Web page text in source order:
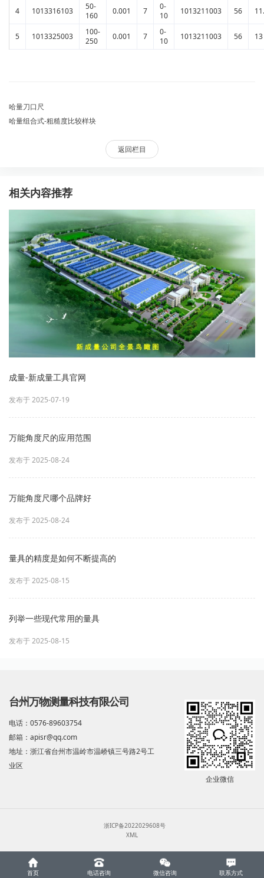
4 1013316103
50-
160
0.001 7
0-
10
1013211003 56
5 1013325003
100-
250
0.001 7
0-
10
1013211003 56 13
哈量刀口尺
哈量组合式-粗糙度比较样块
返回栏目
相关内容推荐
成量-新成量工具官网
发布于 2025-07-19
万能角度尺的应用范围
发布于 2025-08-24
万能角度尺哪个品牌好
发布于 2025-08-24
量具的精度是如何不断提高的
发布于 2025-08-15
列举一些现代常用的量具
发布于 2025-08-15
台州万物测量科技有限公司
电话：0576-89603754
邮箱：apisr@qq.com
地址：浙江省台州市温岭市温峤镇三号路2号工
业区
企业微信
浙ICP备2022029608号
XML
首页 电话咨询 微信咨询 联系方式